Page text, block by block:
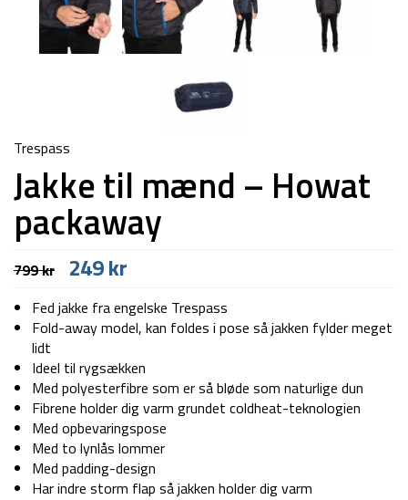
Trespass
Jakke til mænd – Howat
packaway
799kr Den
oprindelige
pris
var:
799 kr.
249kr
pris
er:
Fed jakke fra engelske Trespass
Fold-away model, kan foldes i pose så jakken fylder meget
lidt
Ideel til rygsækken
Med polyesterfibre som er så bløde som naturlige dun
Fibrene holder dig varm grundet coldheat-teknologien
Med opbevaringspose
Med to lynlås lommer
Med padding-design
Har indre storm flap så jakken holder dig varm